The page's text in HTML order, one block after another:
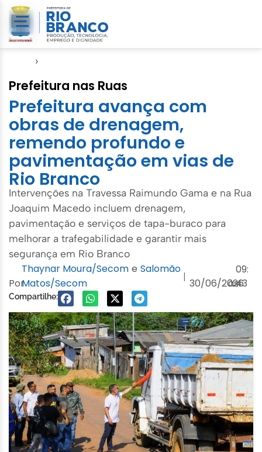
›
Prefeitura nas Ruas
Prefeitura avança com
obras de drenagem,
remendo profundo e
pavimentação em vias de
Rio Branco
Intervenções na Travessa Raimundo Gama e na Rua
Joaquim Macedo incluem drenagem,
pavimentação e serviços de tapa-buraco para
melhorar a trafegabilidade e garantir mais
segurança em Rio Branco
Por
Thaynar Moura/Secom e Salomão
Matos/Secom
|
30/06/2026
às
09:
43
Compartilhe: